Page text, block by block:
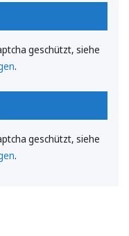
geschützt, siehe
.
geschützt, siehe
.